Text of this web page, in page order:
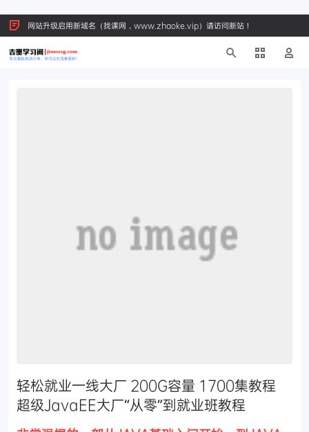
网站升级启用新域名（找课网，www.zhaoke.vip）请访问新站！
轻松就业一线大厂 200G容量 1700集教程
超级JavaEE大厂“从零”到就业班教程